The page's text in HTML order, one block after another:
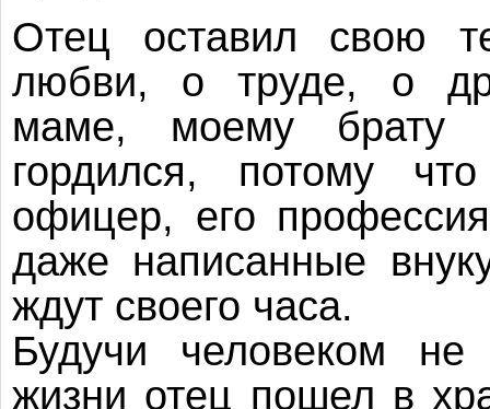
Отец оставил свою
любви, о труде, о
маме, моему брату
гордился, потому
офицер, его
даже написанные
ждут своего часа.
Будучи человеком
жизни отец пошел в